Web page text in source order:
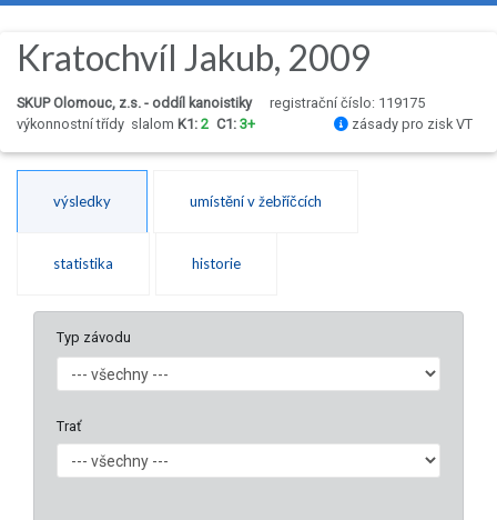
Kratochvíl Jakub, 2009
SKUP Olomouc, z.s. - oddíl kanoistiky
registrační číslo: 119175
výkonnostní třídy slalom K1: 2 C1: 3+ zásady pro zisk VT
výsledky umístění v žebříčcích
statistika historie
Typ závodu
Trať